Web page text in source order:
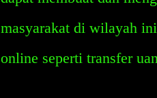
masyarakat di wilayah
online seperti transfer